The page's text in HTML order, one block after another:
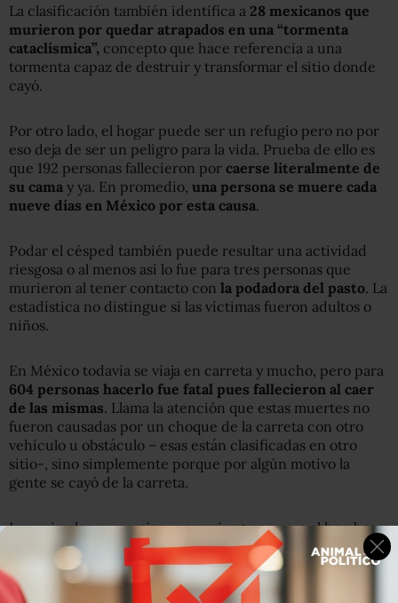
La clasificación también identifica a 28 mexicanos que
murieron por quedar atrapados en una “tormenta
cataclísmica”, concepto que hace referencia a una
tormenta capaz de destruir y transformar el sitio donde
cayó.
Por otro lado, el hogar puede ser un refugio pero no por
eso deja de ser un peligro para la vida. Prueba de ello es
que 192 personas fallecieron por caerse literalmente de
su cama y ya. En promedio, una persona se muere cada
nueve días en México por esta causa.
Podar el césped también puede resultar una actividad
riesgosa o al menos así lo fue para tres personas que
murieron al tener contacto con la podadora del pasto. La
estadística no distingue si las víctimas fueron adultos o
niños.
En México todavía se viaja en carreta y mucho, pero para
604 personas hacerlo fue fatal pues fallecieron al caer
de las mismas. Llama la atención que estas muertes no
fueron causadas por un choque de la carreta con otro
vehículo u obstáculo – esas están clasificadas en otro
sitio-, sino simplemente porque por algún motivo la
gente se cayó de la carreta.
Los animales en ocasiones son riesgosos para el hombre.
En cinco años,
decenas de personas murieron en
nuestro país por mordeduras de perrosy también por
picaduras de insectos venenosos como escorpiones.